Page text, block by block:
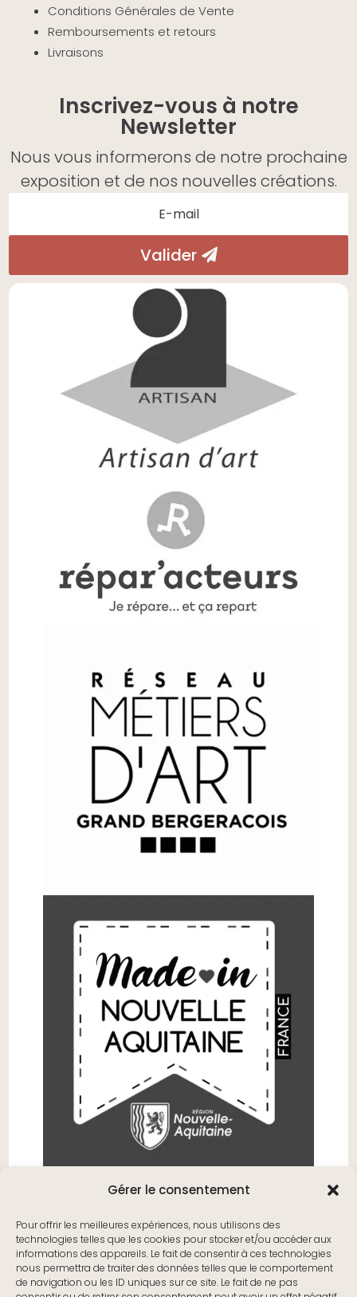
Gérer le consentement
Pour offrir les meilleures expériences, nous utilisons des
technologies telles que les cookies pour stocker et/ou accéder aux
informations des appareils. Le fait de consentir à ces technologies
nous permettra de traiter des données telles que le comportement
de navigation ou les ID uniques sur ce site. Le fait de ne pas
Conditions Générales de Vente
Remboursements et retours
Livraisons
Inscrivez-vous à notre
Newsletter
Nous vous informerons de notre prochaine
exposition et de nos nouvelles créations.
Valider